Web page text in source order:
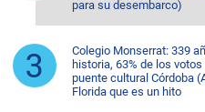
para su desembarco)
Colegio Monserrat: 339
historia, 63% de los votos
puente cultural Córdoba
Florida que es un hito